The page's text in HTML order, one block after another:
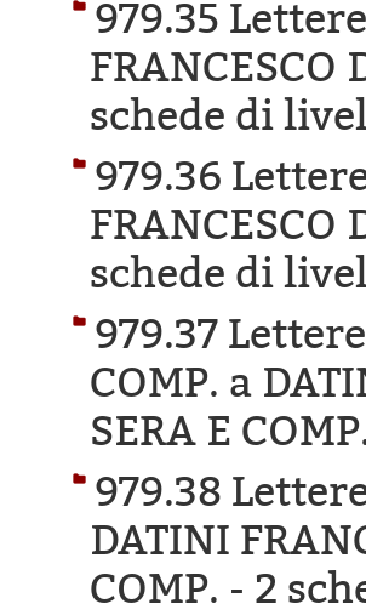
979.35
FRANCESCO
schede di
979.36
FRANCESCO
schede di
979.37
COMP. a
SERA E
979.38
DATINI
COMP. - 2